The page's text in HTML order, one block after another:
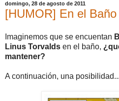
domingo, 28 de agosto de 2011
[HUMOR] En el Baño
Imaginemos que se encuentan
Linus Torvalds en el baño,
mantener?
A continuación, una posibilidad...